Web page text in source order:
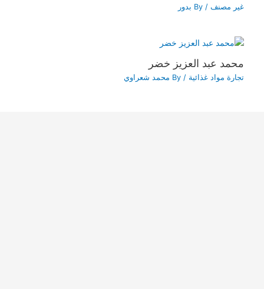
غير مصنف / By بدور
محمد عبد العزيز خضر
تجارة مواد غذائية / By محمد شعراوي